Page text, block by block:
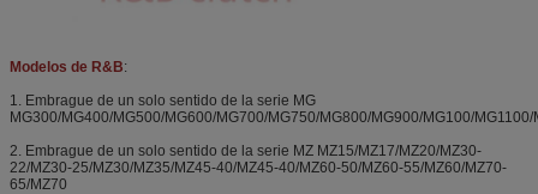
Modelos de R&B:
1. Embrague de un solo sentido de la serie MG
MG300/MG400/MG500/MG600/MG700/MG750/MG800/MG900/MG100/
2. Embrague de un solo sentido de la serie MZ MZ15/MZ17/MZ20/MZ30-
22/MZ30-25/MZ30/MZ35/MZ45-40/MZ45-40/MZ60-50/MZ60-55/MZ60/MZ70-
65/MZ70